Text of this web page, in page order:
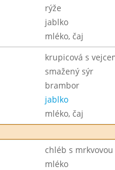
rýže
jablko
mléko, čaj
krupicová s
smažený sýr
brambor
jablko
mléko, čaj
chléb s
mléko